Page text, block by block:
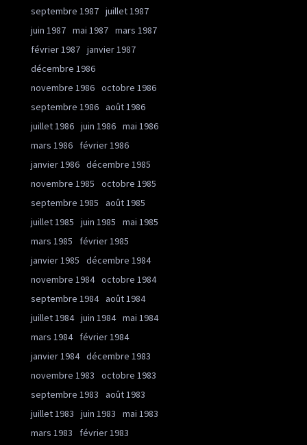
septembre 1987 juillet 1987
juin 1987 mai 1987 mars 1987
février 1987 janvier 1987
décembre 1986
novembre 1986 octobre 1986
septembre 1986 août 1986
juillet 1986 juin 1986 mai 1986
mars 1986
février 1986
janvier 1986 décembre 1985
novembre 1985
octobre 1985
septembre 1985
août 1985
juillet 1985
juin 1985
mai 1985
mars 1985
février 1985
janvier 1985
décembre 1984
novembre 1984 octobre 1984
septembre 1984 août 1984
juillet 1984 juin 1984 mai 1984
mars 1984
février 1984
janvier 1984 décembre 1983
novembre 1983
octobre 1983
septembre 1983
août 1983
juillet 1983
juin 1983
mai 1983
mars 1983
février 1983